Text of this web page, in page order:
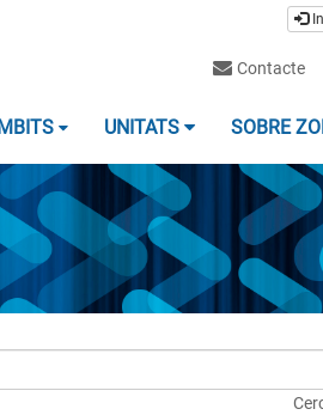
Contacte
UNITATS SOBRE